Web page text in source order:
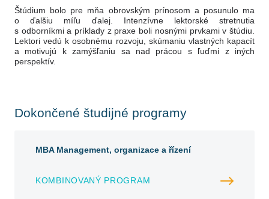
Štúdium bolo pre mňa obrovským prínosom a posunulo ma
o ďalšiu míľu ďalej. Intenzívne lektorské stretnutia
s odborníkmi a príklady z praxe boli nosnými prvkami v štúdiu.
Lektori vedú k osobnému rozvoju, skúmaniu vlastných kapacít
a motivujú k zamýšľaniu sa nad prácou s ľuďmi z iných
perspektív.
Dokončené študijné programy
MBA Management, organizace a řízení
KOMBINOVANÝ PROGRAM